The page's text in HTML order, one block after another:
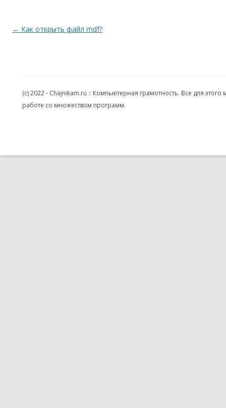
Навигация по записям
← Как открыть файл mdf?
(c) 2022 - Chajnikam.ru :: Компьютерная грамотность. Все для
работе со множеством программ.